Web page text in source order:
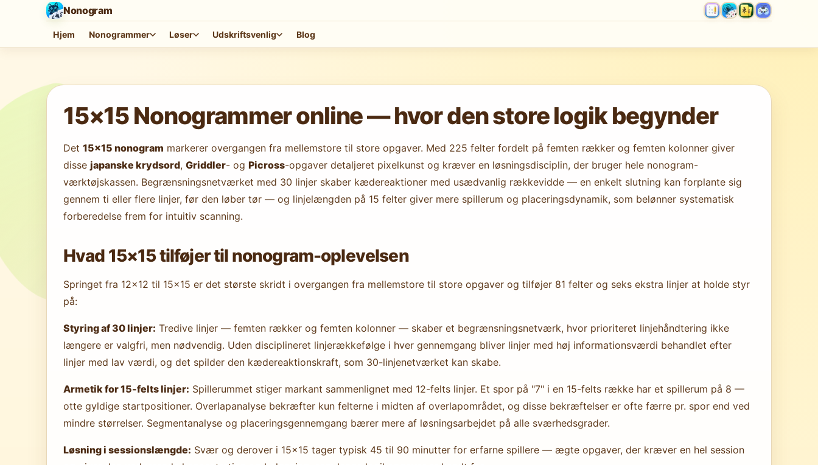
Nonogram
Hjem Nonogrammer Løser Udskriftsvenlig Blog
Indlæser spil…
15×15 Nonogrammer online — hvor den store logik begynder
Det 15×15 nonogram markerer overgangen fra mellemstore til store opgaver. Med 225 felter fordelt på femten rækker og femten kolonner giver
disse japanske krydsord, Griddler- og Picross-opgaver detaljeret pixelkunst og kræver en løsningsdisciplin, der bruger hele nonogram-
værktøjskassen. Begrænsningsnetværket med 30 linjer skaber kædereaktioner med usædvanlig rækkevidde — en enkelt slutning kan forplante sig
gennem ti eller flere linjer, før den løber tør — og linjelængden på 15 felter giver mere spillerum og placeringsdynamik, som belønner systematisk
forberedelse frem for intuitiv scanning.
Hvad 15×15 tilføjer til nonogram-oplevelsen
Springet fra 12×12 til 15×15 er det største skridt i overgangen fra mellemstore til store opgaver og tilføjer 81 felter og seks ekstra linjer at holde styr
på:
Styring af 30 linjer: Tredive linjer — femten rækker og femten kolonner — skaber et begrænsningsnetværk, hvor prioriteret linjehåndtering ikke
længere er valgfri, men nødvendig. Uden disciplineret linjerækkefølge i hver gennemgang bliver linjer med høj informationsværdi behandlet efter
linjer med lav værdi, og det spilder den kædereaktionskraft, som 30-linjenetværket kan skabe.
Armetik for 15-felts linjer: Spillerummet stiger markant sammenlignet med 12-felts linjer. Et spor på "7" i en 15-felts række har et spillerum på 8 —
otte gyldige startpositioner. Overlapanalyse bekræfter kun felterne i midten af overlapområdet, og disse bekræftelser er ofte færre pr. spor end ved
mindre størrelser. Segmentanalyse og placeringsgennemgang bærer mere af løsningsarbejdet på alle sværhedsgrader.
Løsning i sessionslængde: Svær og derover i 15×15 tager typisk 45 til 90 minutter for erfarne spillere — ægte opgaver, der kræver en hel session